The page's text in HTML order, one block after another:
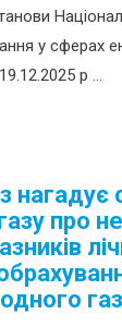
у сферах
р ...
про